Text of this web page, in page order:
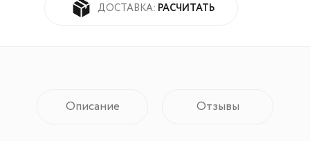
ДОСТАВКА: РАСЧИТАТЬ
Описание Отзывы